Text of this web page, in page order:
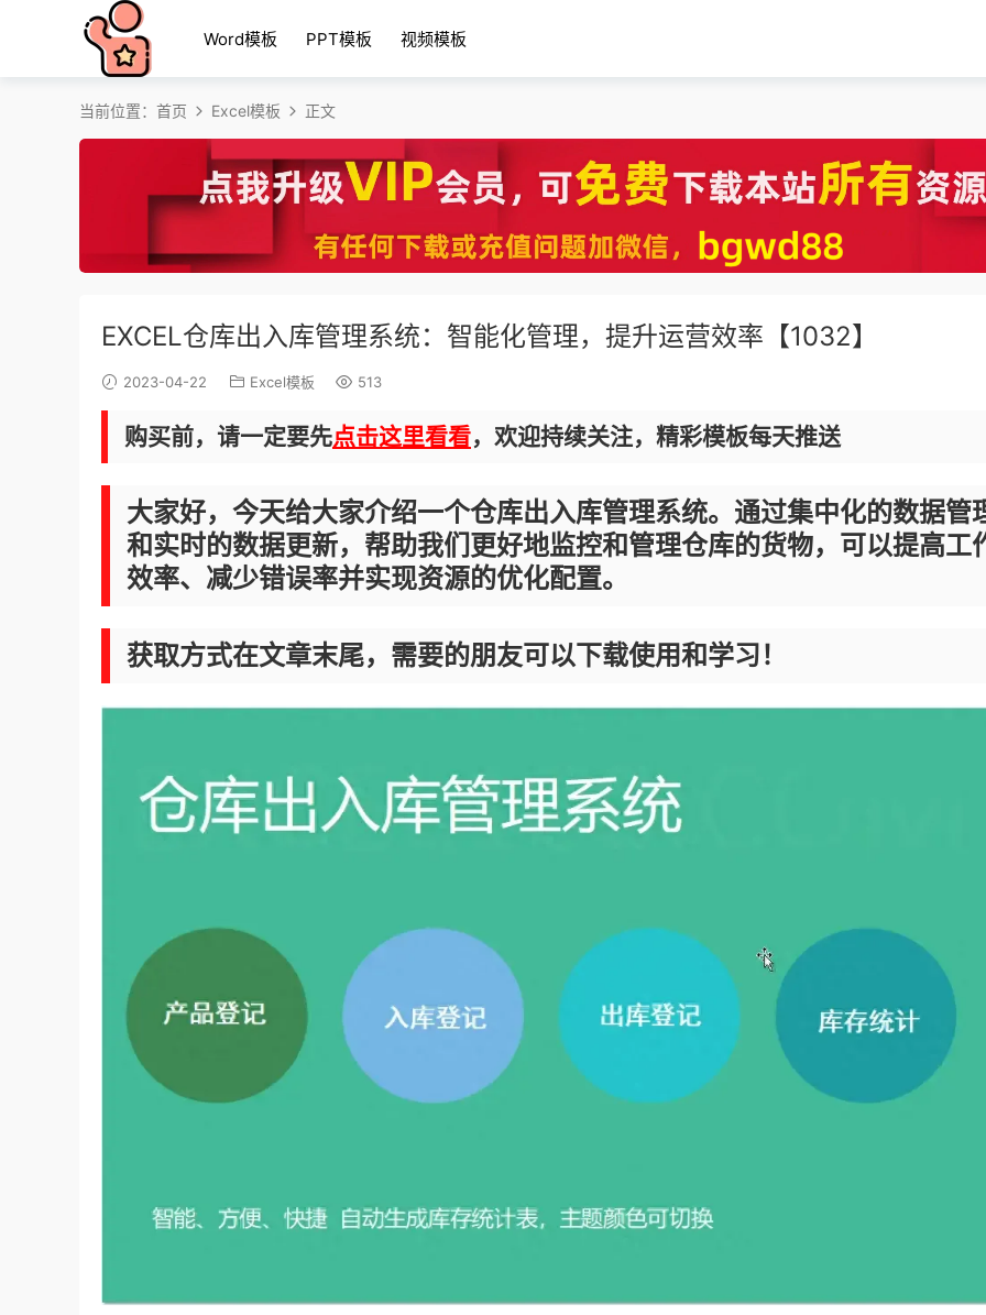
Word模板 PPT模板 视频模板
当前位置： 首页 Excel模板 正文
EXCEL仓库出入库管理系统：智能化管理，提升运营效率【1032】
2023-04-22 Excel模板 513
购买前，请一定要先点击这里看看，欢迎持续关注，精彩模板每天推送
大家好，今天给大家介绍一个仓库出入库管理系统。通过集中化的数据管
和实时的数据更新，帮助我们更好地监控和管理仓库的货物，可以提高工
效率、减少错误率并实现资源的优化配置。
获取方式在文章末尾，需要的朋友可以下载使用和学习！